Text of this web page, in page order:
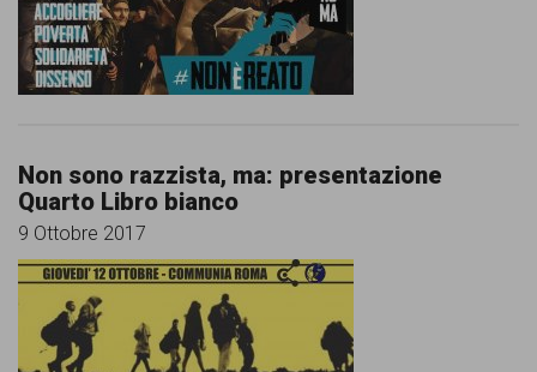
Non sono razzista, ma: presentazione
Quarto Libro bianco
9 Ottobre 2017